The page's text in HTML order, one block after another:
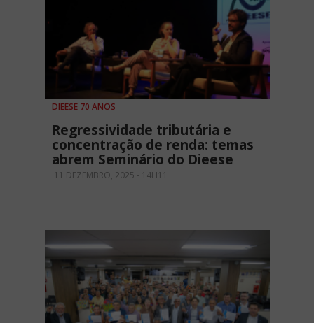
DIEESE 70 ANOS
Regressividade tributária e
concentração de renda: temas
abrem Seminário do Dieese
11 DEZEMBRO, 2025 - 14H11